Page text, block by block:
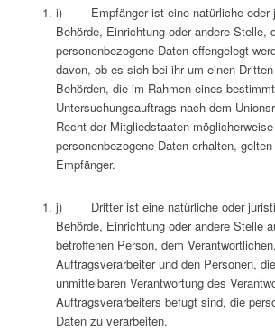
i) Empfänger ist eine natürliche oder
Behörde, Einrichtung oder andere Stelle,
personenbezogene Daten offengelegt
davon, ob es sich bei ihr um einen
Behörden, die im Rahmen eines
Untersuchungsauftrags nach dem
Recht der Mitgliedstaaten möglicherweise
personenbezogene Daten erhalten,
Empfänger.
j) Dritter ist eine natürliche oder
Behörde, Einrichtung oder andere Stelle
betroffenen Person, dem
Auftragsverarbeiter und den Personen,
unmittelbaren Verantwortung des
Auftragsverarbeiters befugt sind, die
Daten zu verarbeiten.